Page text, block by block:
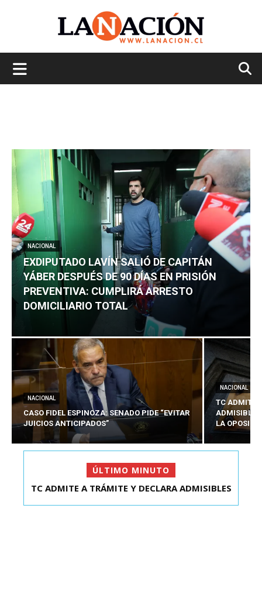
NACIONAL
EXDIPUTADO LAVÍN SALIÓ DE CAPITÁN
YÁBER DESPUÉS DE 90 DÍAS EN PRISIÓN
PREVENTIVA: CUMPLIRÁ ARRESTO
DOMICILIARIO TOTAL
NACIONAL
CASO FIDEL ESPINOZA: SENADO PIDE “EVITAR
JUICIOS ANTICIPADOS”
NACIONAL
TC ADMITE
ADMISIBLES
LA
ÚLTIMO MINUTO
EXDIPUTADO LAVÍN SALIÓ DE CAPITÁN YÁBER
TC ADMITE A TRÁMITE Y DECLARA ADMISIBLES